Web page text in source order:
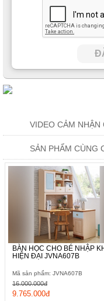
VIDEO CẢM NHẬN
SẢN PHẨM CÙNG
BÀN HỌC CHO BÉ NHẬP
HIỆN ĐẠI JVNA607B
Mã sản phẩm: JVNA607B
9.765.000đ
16.000.000đ